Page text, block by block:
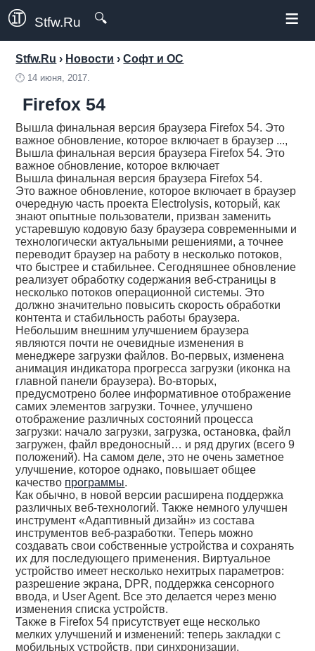
Stfw.Ru 🔍 ≡
Stfw.Ru › Новости ›Софт и ОС
🕛 14 июня, 2017.
Firefox 54
Вышла финальная версия браузера Firefox 54. Это
важное обновление, которое включает в браузер ...,
Вышла финальная версия браузера Firefox 54. Это
важное обновление, которое включает
Вышла финальная версия браузера Firefox 54.
Это важное обновление, которое включает в браузер
очередную часть проекта Electrolysis, который, как
знают опытные пользователи, призван заменить
устаревшую кодовую базу браузера современными и
технологически актуальными решениями, а точнее
переводит браузер на работу в несколько потоков,
что быстрее и стабильнее. Сегодняшнее обновление
реализует обработку содержания веб-страницы в
несколько потоков операционной системы. Это
должно значительно повысить скорость обработки
контента и стабильность работы браузера.
Небольшим внешним улучшением браузера
являются почти не очевидные изменения в
менеджере загрузки файлов. Во-первых, изменена
анимация индикатора прогресса загрузки (иконка на
главной панели браузера). Во-вторых,
предусмотрено более информативное отображение
самих элементов загрузки. Точнее, улучшено
отображение различных состояний процесса
загрузки: начало загрузки, загрузка, остановка, файл
загружен, файл вредоносный… и ряд других (всего 9
положений). На самом деле, это не очень заметное
улучшение, которое однако, повышает общее
качество программы.
Как обычно, в новой версии расширена поддержка
различных веб-технологий. Также немного улучшен
инструмент «Адаптивный дизайн» из состава
инструментов веб-разработки. Теперь можно
создавать свои собственные устройства и сохранять
их для последующего применения. Виртуальное
устройство имеет несколько нехитрых параметров:
разрешение экрана, DPR, поддержка сенсорного
ввода, и User Agent. Все это делается через меню
изменения списка устройств.
Также в Firefox 54 присутствует еще несколько
мелких улучшений и изменений: теперь закладки с
мобильных устройств, при синхронизации,